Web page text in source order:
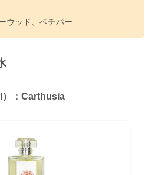
ウッド、ベチパー
：Carthusia